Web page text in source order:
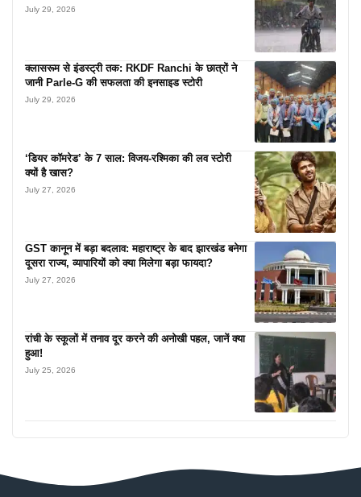
July 29, 2026
क्लासरूम से इंडस्ट्री तक: RKDF Ranchi के छात्रों ने
जानी Parle-G की सफलता की इनसाइड स्टोरी
July 29, 2026
‘डियर कॉमरेड’ के 7 साल: विजय-रश्मिका की लव स्टोरी
क्यों है खास?
July 27, 2026
GST कानून में बड़ा बदलाव: महाराष्ट्र के बाद झारखंड बनेगा
दूसरा राज्य, व्यापारियों को क्या मिलेगा बड़ा फायदा?
July 27, 2026
रांची के स्कूलों में तनाव दूर करने की अनोखी पहल, जानें क्या
हुआ!
July 25, 2026